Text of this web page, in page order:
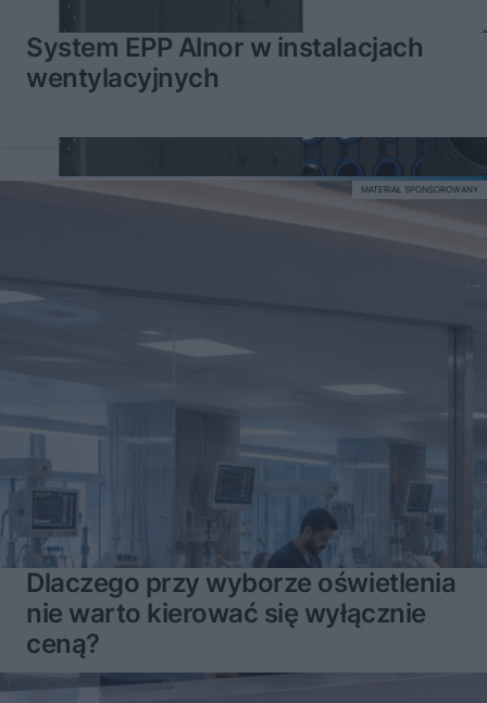
System EPP Alnor w instalacjach
wentylacyjnych
Dlaczego przy wyborze oświetlenia
nie warto kierować się wyłącznie
ceną?
MATERIAŁ SPONSOROWANY